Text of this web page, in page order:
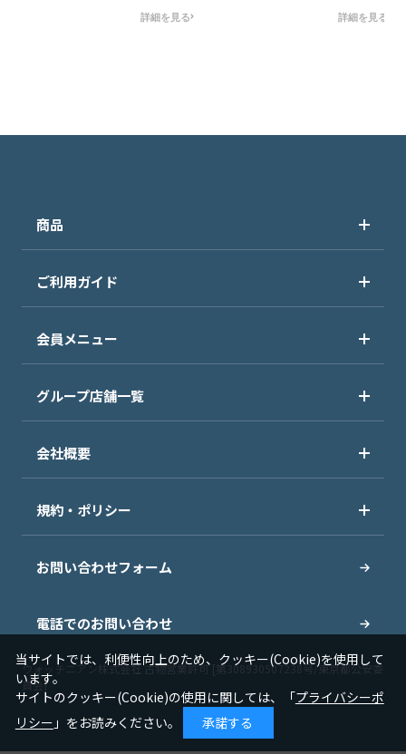
詳細を見る
商品はとても綺麗で満足するもので
詳細を見る
商品
ご利用ガイド
会員メニュー
グループ店舗一覧
会社概要
規約・ポリシー
お問い合わせフォーム
電話でのお問い合わせ
ウォッチニアン株式会社 古物営業許可 [第308930507238号/東京都公安委
員会]
当サイトでは、利便性向上のため、クッキー(Cookie)を使用して
います。
サイトのクッキー(Cookie)の使用に関しては、「プライバシーポ
リシー 」をお読みください。 承諾する